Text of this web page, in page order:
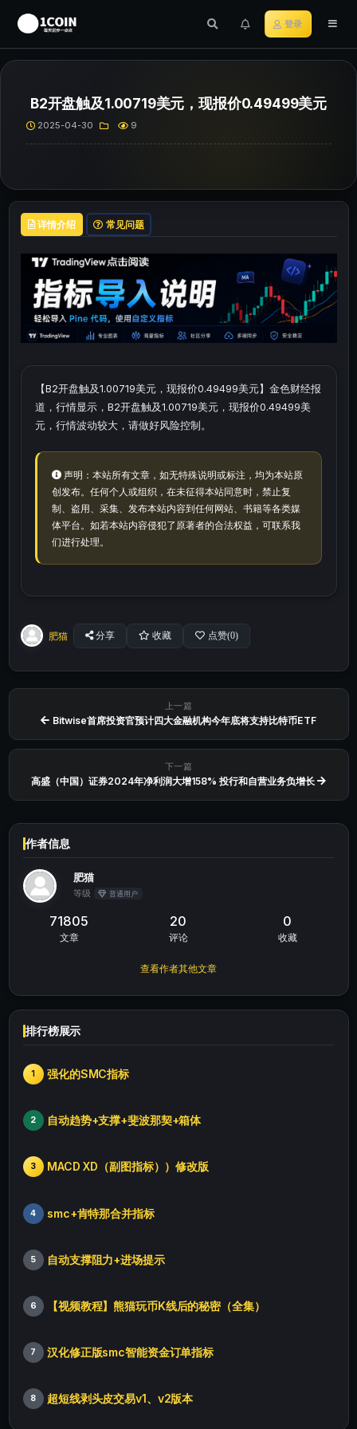
登录
B2开盘触及1.00719美元，现报价0.49499美元
2025-04-30 9
详情介绍 常见问题
【B2开盘触及1.00719美元，现报价0.49499美元】金色财经报
道，行情显示，B2开盘触及1.00719美元，现报价0.49499美
元，行情波动较大，请做好风险控制。
声明：本站所有文章，如无特殊说明或标注，均为本站原
创发布。任何个人或组织，在未征得本站同意时，禁止复
制、盗用、采集、发布本站内容到任何网站、书籍等各类媒
体平台。如若本站内容侵犯了原著者的合法权益，可联系我
们进行处理。
肥猫 分享 收藏 点赞(0)
上一篇
Bitwise首席投资官预计四大金融机构今年底将支持比特币ETF
下一篇
高盛（中国）证券2024年净利润大增158% 投行和自营业务负增长
作者信息
肥猫
等级 普通用户
71805
文章
20
评论
0
收藏
查看作者其他文章
排行榜展示
1 强化的SMC指标
2 自动趋势+支撑+斐波那契+箱体
3 MACD XD（副图指标））修改版
4 smc+肯特那合并指标
5 自动支撑阻力+进场提示
6 【视频教程】熊猫玩币K线后的秘密（全集）
7 汉化修正版smc智能资金订单指标
8 超短线剥头皮交易v1、v2版本